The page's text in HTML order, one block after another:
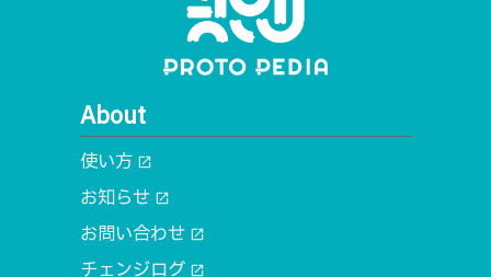
About
使い方 open_in_new
お知らせ open_in_new
お問い合わせ open_in_new
チェンジログ open_in_new